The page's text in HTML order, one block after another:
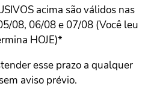
acima são válidos nas
08, 06/08 e 07/08 (Você leu
HOJE)*
esse prazo a qualquer
aviso prévio.